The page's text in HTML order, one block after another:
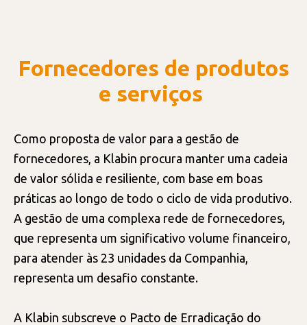
Fornecedores de produtos
e serviços
Como proposta de valor para a gestão de
fornecedores, a Klabin procura manter uma cadeia
de valor sólida e resiliente, com base em boas
práticas ao longo de todo o ciclo de vida produtivo.
A gestão de uma complexa rede de fornecedores,
que representa um significativo volume financeiro,
para atender às 23 unidades da Companhia,
representa um desafio constante.
A Klabin subscreve o Pacto de Erradicação do